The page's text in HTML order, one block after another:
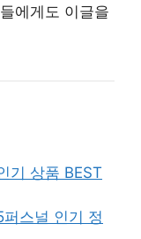
에게도 이글을
기 상품 BEST
스널 인기 정